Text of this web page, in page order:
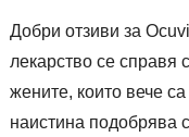
Добри отзиви за
лекарство се
жените, които вече
наистина подобрява